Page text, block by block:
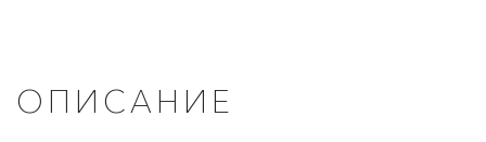
ОПИСАНИЕ